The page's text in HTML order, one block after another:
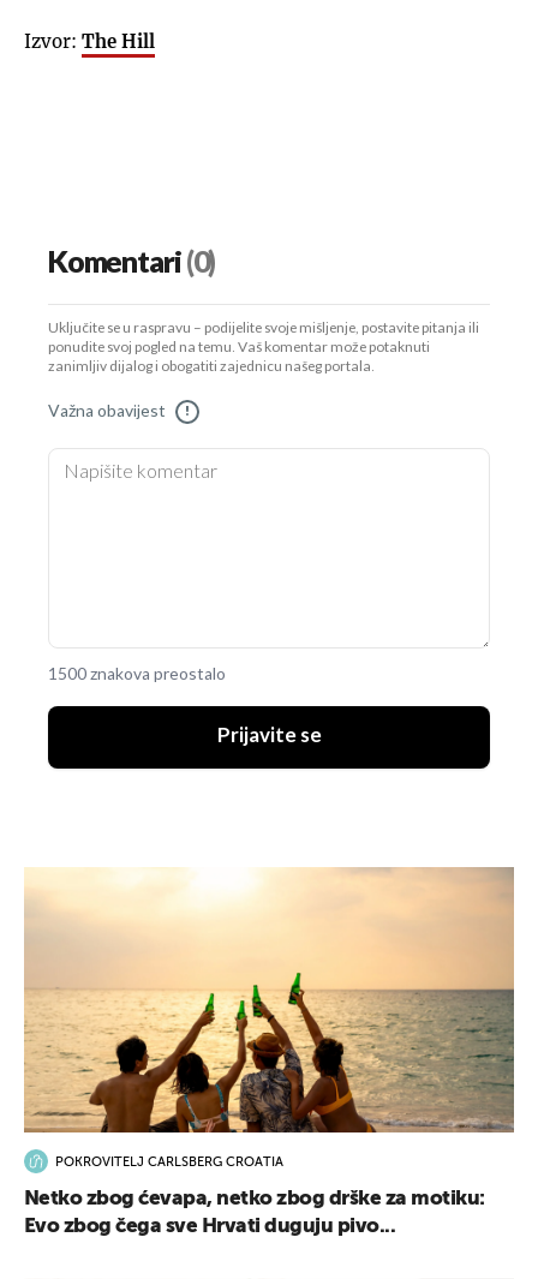
Izvor: The Hill
Komentari(0)
Uključite se u raspravu – podijelite svoje mišljenje, postavite pitanja ili
ponudite svoj pogled na temu. Vaš komentar može potaknuti
zanimljiv dijalog i obogatiti zajednicu našeg portala.
Važna obavijest !
1500 znakova preostalo
Prijavite se
POKROVITELJ CARLSBERG CROATIA
Netko zbog ćevapa, netko zbog drške za motiku:
Evo zbog čega sve Hrvati duguju pivo...